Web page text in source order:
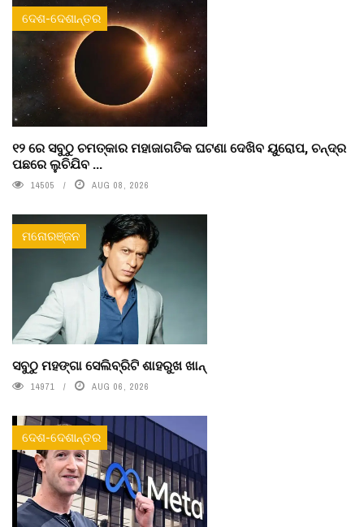
ଦେଶ-ଦେଶାନ୍ତର
୧୨ ରେ ସବୁଠୁ ଚମତ୍କାର ମହାଜାଗତିକ ଘଟଣା ଦେଖିବ ୟୁରୋପ, ଚନ୍ଦ୍ର
ପଛରେ ଲୁଚିଯିବ ...
14505 AUG 08, 2026
ମନୋରଞ୍ଜନ
ସବୁଠୁ ମହଙ୍ଗା ସେଲିବ୍ରିଟି ଶାହରୁଖ ଖାନ୍
14971 AUG 06, 2026
ଦେଶ-ଦେଶାନ୍ତର